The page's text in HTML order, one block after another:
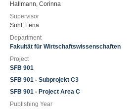
Hallmann, Corinna
Supervisor
Suhl, Lena
Department
Fakultät für Wirtschaftswissenschaften
Project
SFB 901
SFB 901 - Subprojekt C3
SFB 901 - Project Area C
Publishing Year